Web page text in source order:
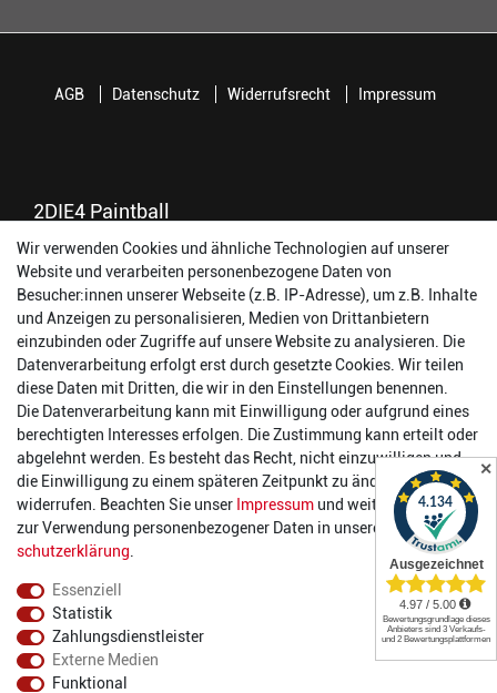
2DIE4 Paintball
56457 Westerburg
Reinhold-Ferger-Straße 26
order@2die4-sports.com
0 26 63/ 9 68 69 37
Öffnungszeiten
Montag:
14:00 - 17:00 Uhr
Dienstag:
14:00 - 17:00 Uhr
Mittwoch:
14:00 - 17:00 Uhr
Donnerstag:
14:00 - 17:00 Uhr
Freitag:
14:00 - 19:00 Uhr
Samstag:
10:00 - 17:00 Uhr
AGB Datenschutz Widerrufsrecht Impressum
Wir verwenden Cookies und ähnliche Technologien auf unserer
Website und verarbeiten personenbezogene Daten von
Besucher:innen unserer Webseite (z.B. IP-Adresse), um z.B. Inhalte
und Anzeigen zu personalisieren, Medien von Drittanbietern
einzubinden oder Zugriffe auf unsere Website zu analysieren. Die
Datenverarbeitung erfolgt erst durch gesetzte Cookies. Wir teilen
diese Daten mit Dritten, die wir in den Einstellungen benennen.
Die Datenverarbeitung kann mit Einwilligung oder aufgrund eines
berechtigten Interesses erfolgen. Die Zustimmung kann erteilt oder
abgelehnt werden. Es besteht das Recht, nicht einzuwilligen und
die Einwilligung zu einem späteren Zeitpunkt zu ändern oder zu
widerrufen. Beachten Sie unser Impressum und weitere Hinweise
zur Verwendung personenbezogener Daten in unserer
Daten­
schutz­erklärung
Essenziell
Statistik
Zahlungsdienstleister
Externe Medien
Funktional
✕